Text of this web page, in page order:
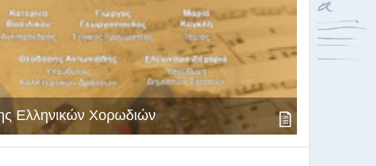
Ελληνικών Χορωδιών